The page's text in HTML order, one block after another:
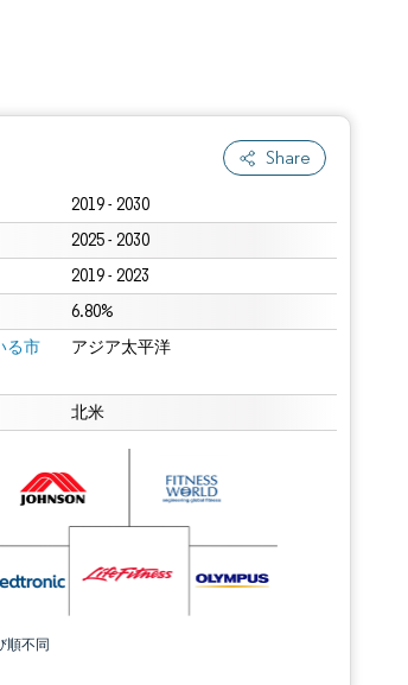
Share
2019 - 2030
2025 - 2030
2019 - 2023
6.80%
る市
アジア太平洋
北米
順不同